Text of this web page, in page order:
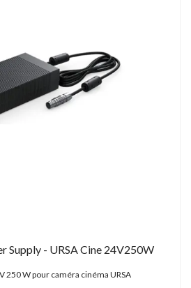
Supply - URSA Cine 24V250W
250 W pour caméra cinéma URSA